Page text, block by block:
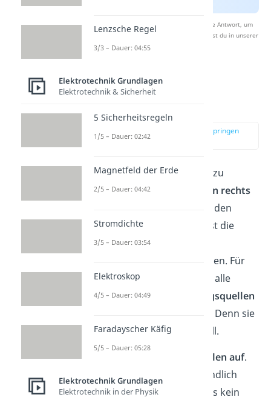
Nach Beantwortung speichern wir deine Antwort, um
Studyflix zu verbessern. Mehr dazu erfährst du in unserer
Datenschutzerklärung
Innenwiderstand
zur Stelle im Video springen
(01:54)
Um denInnenwiderstand
zu
bestimmen, schaust du
von rechts
zwischen den
Klemmen A und B und fasst die
Widerstände zu einem
Ersatzwiderstand zusammen. Für
die Berechnung kannst du alle
vorkommenden
Spannungsquellen
. Denn sie
haben den Widerstand Null.
Stromquellen auf.
Das entspricht einem unendlich
großen Widerstand, sodass kein
Lenzsche Regel
3/3 – Dauer: 04:55
Elektrotechnik Grundlagen
Elektrotechnik & Sicherheit
5 Sicherheitsregeln
1/5 – Dauer: 02:42
Magnetfeld der Erde
2/5 – Dauer: 04:42
Stromdichte
3/5 – Dauer: 03:54
Elektroskop
4/5 – Dauer: 04:49
Faradayscher Käfig
5/5 – Dauer: 05:28
Elektrotechnik Grundlagen
Elektrotechnik in der Physik